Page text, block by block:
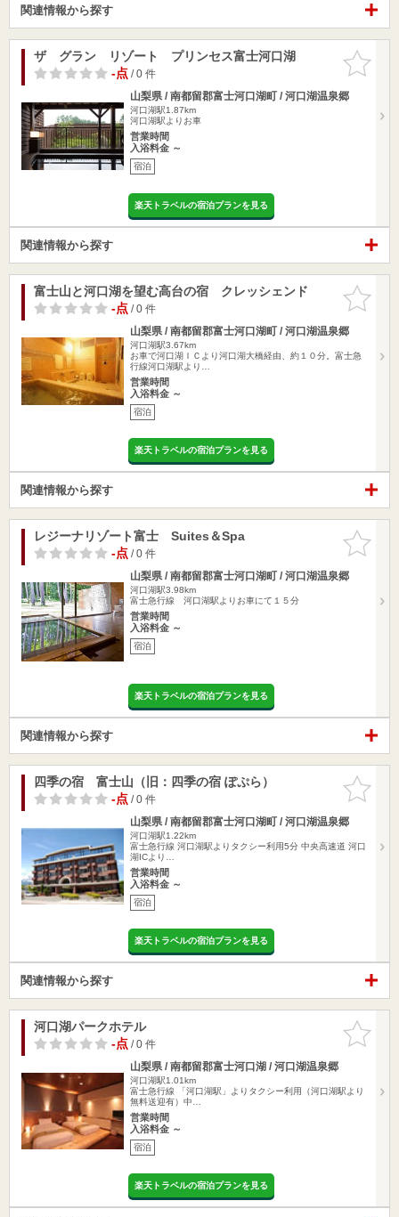
関連情報から探す
お気に入
りに追加
ザ グラン リゾート プリンセス富士河口湖
-点/ 0 件
山梨県 / 南都留郡富士河口湖町 / 河口湖温泉郷
河口湖駅1.87km
河口湖駅よりお車
営業時間
入浴料金 ～
宿泊
楽天トラベルの宿泊プランを見る
関連情報から探す
お気に入
りに追加
富士山と河口湖を望む高台の宿 クレッシェンド
-点/ 0 件
山梨県 / 南都留郡富士河口湖町 / 河口湖温泉郷
河口湖駅3.67km
お車で河口湖ＩＣより河口湖大橋経由、約１０分。富士急
行線河口湖駅より…
営業時間
入浴料金 ～
宿泊
楽天トラベルの宿泊プランを見る
関連情報から探す
お気に入
りに追加
レジーナリゾート富士 Suites＆Spa
-点/ 0 件
山梨県 / 南都留郡富士河口湖町 / 河口湖温泉郷
河口湖駅3.98km
富士急行線 河口湖駅よりお車にて１５分
営業時間
入浴料金 ～
宿泊
楽天トラベルの宿泊プランを見る
関連情報から探す
お気に入
りに追加
四季の宿 富士山（旧：四季の宿 ぽぷら）
-点/ 0 件
山梨県 / 南都留郡富士河口湖町 / 河口湖温泉郷
河口湖駅1.22km
富士急行線 河口湖駅よりタクシー利用5分 中央高速道 河口
湖ICより…
営業時間
入浴料金 ～
宿泊
楽天トラベルの宿泊プランを見る
関連情報から探す
お気に入
りに追加
河口湖パークホテル
-点/ 0 件
山梨県 / 南都留郡富士河口湖 / 河口湖温泉郷
河口湖駅1.01km
富士急行線 「河口湖駅」よりタクシー利用（河口湖駅より
無料送迎有）中…
営業時間
入浴料金 ～
宿泊
楽天トラベルの宿泊プランを見る